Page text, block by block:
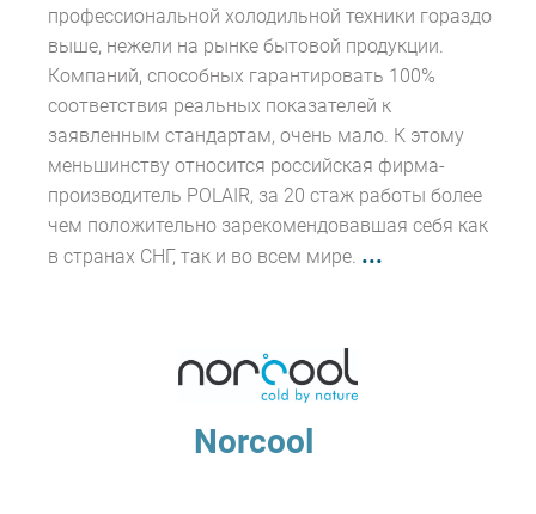
профессиональной холодильной техники гораздо
выше, нежели на рынке бытовой продукции.
Компаний, способных гарантировать 100%
соответствия реальных показателей к
заявленным стандартам, очень мало. К этому
меньшинству относится российская фирма-
производитель POLAIR, за 20 стаж работы более
чем положительно зарекомендовавшая себя как
в странах СНГ, так и во всем мире. ...
Norcool